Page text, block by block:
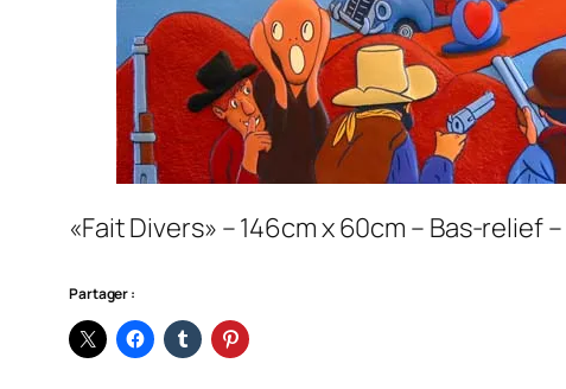
«Fait Divers» – 146cm x 60cm – Bas-relief
Partager :